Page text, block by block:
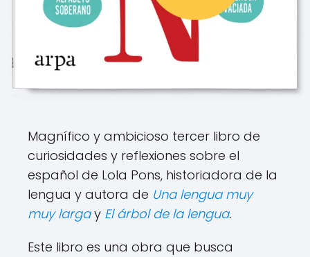
Magnífico y ambicioso tercer libro de
curiosidades y reflexiones sobre el
español de Lola Pons, historiadora de la
lengua y autora de Una lengua muy
muy largay El árbol de la lengua.
Este libro es una obra que busca